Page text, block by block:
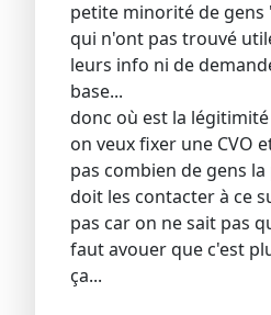
petite minorité de
qui n'ont pas trouvé
leurs info ni de
base...
donc où est la légitimité
on veux fixer une CVO
pas combien de gens
doit les contacter à ce
pas car on ne sait pas
faut avouer que c'est
ça...